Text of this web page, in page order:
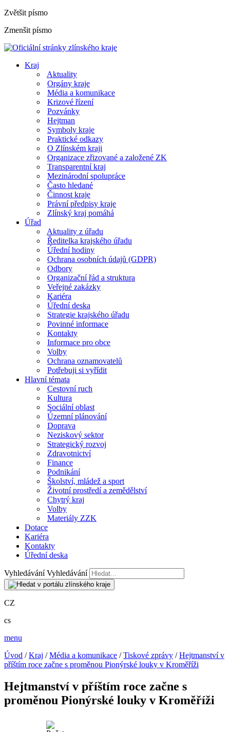
Zvětšit písmo
Zmenšit písmo
Kraj
Aktuality
Orgány kraje
Média a komunikace
Krizové řízení
Pozvánky
Hejtman
Symboly kraje
Praktické odkazy
O Zlínském kraji
Organizace zřizované a založené ZK
Transparentní kraj
Mezinárodní spolupráce
Často hledané
Činnost kraje
Právní předpisy kraje
Zlínský kraj pomáhá
Úřad
Aktuality z úřadu
Ředitelka krajského úřadu
Úřední hodiny
Ochrana osobních údajů (GDPR)
Odbory
Organizační řád a struktura
Veřejné zakázky
Kariéra
Úřední deska
Strategie krajského úřadu
Povinné informace
Kontakty
Informace pro obce
Volby
Ochrana oznamovatelů
Potřebuji si vyřídit
Hlavní témata
Cestovní ruch
Kultura
Sociální oblast
Územní plánování
Doprava
Neziskový sektor
Strategický rozvoj
Zdravotnictví
Finance
Podnikání
Školství, mládež a sport
Životní prostředí a zemědělství
Chytrý kraj
Volby
Materiály ZZK
Dotace
Kariéra
Kontakty
Úřední deska
Vyhledávání Vyhledávání
CZ
cs
menu
Úvod /Kraj /Média a komunikace /Tiskové zprávy /Hejtmanství v
příštím roce začne s proměnou Pionýrské louky v Kroměříži
Hejtmanství v příštím roce začne s
proměnou Pionýrské louky v Kroměříži